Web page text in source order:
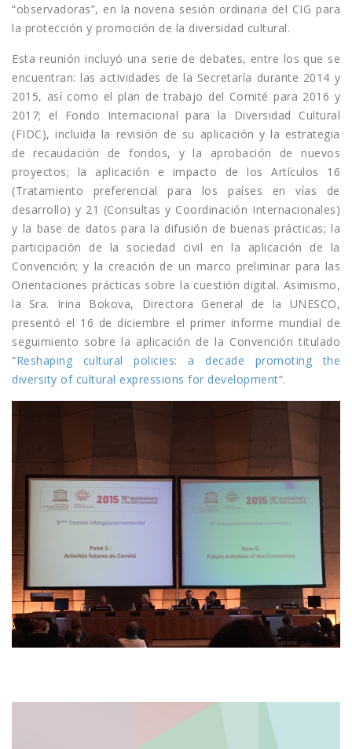
“observadoras”, en la novena sesión ordinaria del CIG para
la protección y promoción de la diversidad cultural.
Esta reunión incluyó una serie de debates, entre los que se
encuentran: las actividades de la Secretaría durante 2014 y
2015, así como el plan de trabajo del Comité para 2016 y
2017; el Fondo Internacional para la Diversidad Cultural
(FIDC), incluida la revisión de su aplicación y la estrategia
de recaudación de fondos, y la aprobación de nuevos
proyectos; la aplicación e impacto de los Artículos 16
(Tratamiento preferencial para los países en vías de
desarrollo) y 21 (Consultas y Coordinación Internacionales)
y la base de datos para la difusión de buenas prácticas; la
participación de la sociedad civil en la aplicación de la
Convención; y la creación de un marco preliminar para las
Orientaciones prácticas sobre la cuestión digital. Asimismo,
la Sra. Irina Bokova, Directora General de la UNESCO,
presentó el 16 de diciembre el primer informe mundial de
seguimiento sobre la aplicación de la Convención titulado
“Reshaping cultural policies: a decade promoting the
diversity of cultural expressions for development“.